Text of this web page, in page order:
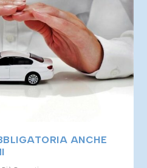
ANCHE